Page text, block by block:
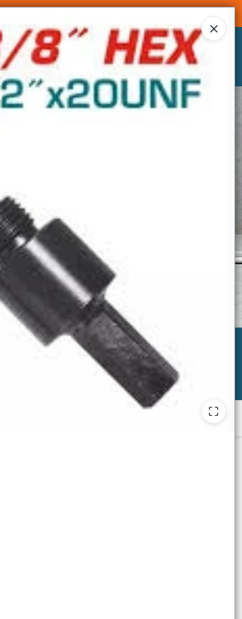
Ingresar a la Tienda
CÓMO COMPRAR CONTACTO